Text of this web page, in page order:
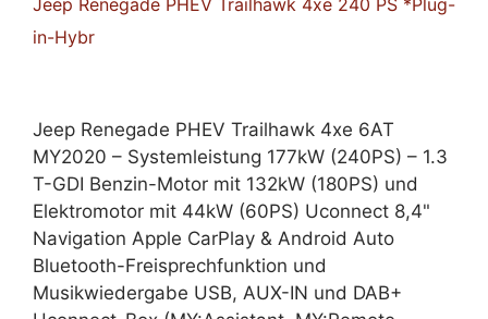
Jeep Renegade PHEV Trailhawk 4xe 240 PS *Plug-
in-Hybr
Jeep Renegade PHEV Trailhawk 4xe 6AT
MY2020 – Systemleistung 177kW (240PS) – 1.3
T-GDI Benzin-Motor mit 132kW (180PS) und
Elektromotor mit 44kW (60PS) Uconnect 8,4"
Navigation Apple CarPlay & Android Auto
Bluetooth-Freisprechfunktion und
Musikwiedergabe USB, AUX-IN und DAB+